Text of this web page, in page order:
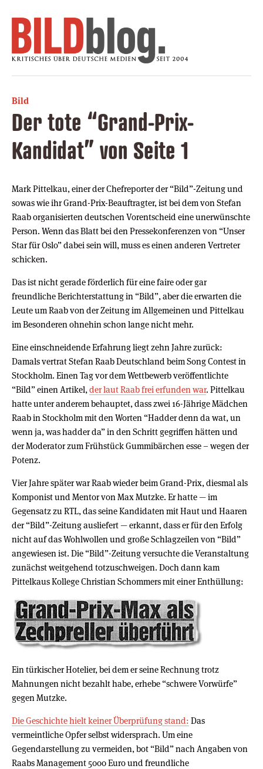
Bild
Der tote “Grand-Prix-
Kandidat” von Seite 1
Mark Pittelkau, einer der Chefreporter der “Bild”-Zeitung und
sowas wie ihr Grand-Prix-Beauftragter, ist bei dem von Stefan
Raab organisierten deutschen Vorentscheid eine unerwünschte
Person. Wenn das Blatt bei den Pressekonferenzen von “Unser
Star für Oslo” dabei sein will, muss es einen anderen Vertreter
schicken.
Das ist nicht gerade förderlich für eine faire oder gar
freundliche Berichterstattung in “Bild”, aber die erwarten die
Leute um Raab von der Zeitung im Allgemeinen und Pittelkau
im Besonderen ohnehin schon lange nicht mehr.
Eine einschneidende Erfahrung liegt zehn Jahre zurück:
Damals vertrat Stefan Raab Deutschland beim Song Contest in
Stockholm. Einen Tag vor dem Wettbewerb veröffentlichte
“Bild” einen Artikel, der laut Raab frei erfunden war. Pittelkau
hatte unter anderem behauptet, dass zwei 16-Jährige Mädchen
Raab in Stockholm mit den Worten “Hadder denn da wat, un
wenn ja, was hadder da” in den Schritt gegriffen hätten und
der Moderator zum Frühstück Gummibärchen esse – wegen der
Potenz.
Vier Jahre später war Raab wieder beim Grand-Prix, diesmal als
Komponist und Mentor von Max Mutzke. Er hatte — im
Gegensatz zu RTL, das seine Kandidaten mit Haut und Haaren
der “Bild”-Zeitung ausliefert — erkannt, dass er für den Erfolg
nicht auf das Wohlwollen und große Schlagzeilen von “Bild”
angewiesen ist. Die “Bild”-Zeitung versuchte die Veranstaltung
zunächst weitgehend totzuschweigen. Doch dann kam
Pittelkaus Kollege Christian Schommers mit einer Enthüllung:
Ein türkischer Hotelier, bei dem er seine Rechnung trotz
Mahnungen nicht bezahlt habe, erhebe “schwere Vorwürfe”
gegen Mutzke.
Die Geschichte hielt keiner Überprüfung stand: Das
vermeintliche Opfer selbst widersprach. Um eine
Gegendarstellung zu vermeiden, bot “Bild” nach Angaben von
Raabs Management 5000 Euro und freundliche